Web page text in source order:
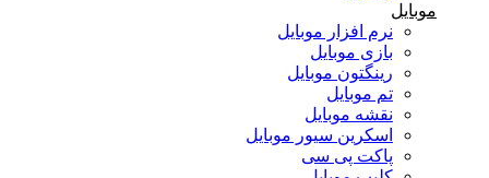
موبایل
نرم افزار موبایل
بازی موبایل
رینگتون موبایل
تم موبایل
نقشه موبایل
اسکرین سیور موبایل
پاکت پی سی